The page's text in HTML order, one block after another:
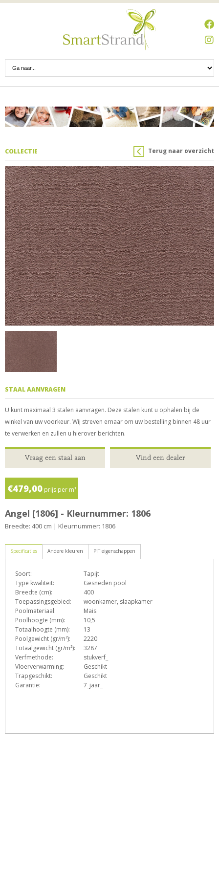
Terug naar overzicht
COLLECTIE
STAAL AANVRAGEN
U kunt maximaal 3 stalen aanvragen. Deze stalen kunt u ophalen bij de
winkel van uw voorkeur. Wij streven ernaar om uw bestelling binnen 48 uur
te verwerken en zullen u hierover berichten.
Vraag een staal aan Vind een dealer
€479,00prijs per m¹
Angel [1806] - Kleurnummer: 1806
Breedte: 400 cm | Kleurnummer: 1806
Specificaties
Soort:
Tapijt
Type kwaliteit:
Gesneden pool
Breedte (cm):
400
Toepassingsgebied:
woonkamer, slaapkamer
Poolmateriaal:
Mais
Poolhoogte (mm):
10,5
Totaalhoogte (mm):
13
Poolgewicht (gr/m²):
2220
Totaalgewicht (gr/m²):
3287
Verfmethode:
stukverf_
Vloerverwarming:
Geschikt
Trapgeschikt:
Geschikt
Garantie:
7_jaar_
Andere kleuren PIT eigenschappen
D ehL
sTZ